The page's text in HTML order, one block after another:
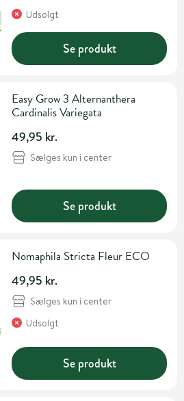
Udsolgt
Se produkt
Easy Grow 3 Alternanthera
Cardinalis Variegata
49,95 kr.
Sælges kun i center
Se produkt
Nomaphila Stricta Fleur ECO
49,95 kr.
Sælges kun i center
Udsolgt
Se produkt